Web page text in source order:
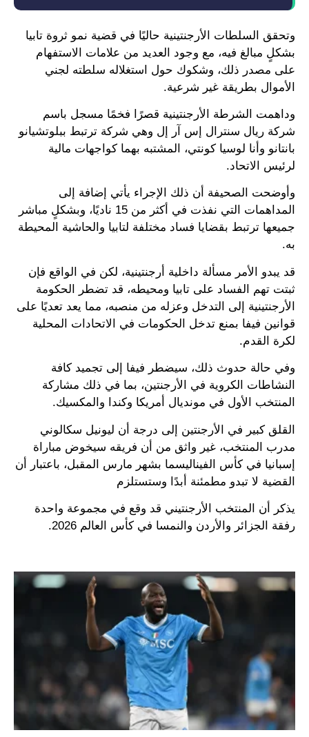
وتحقق السلطات الأرجنتينية حاليًا في قضية نمو ثروة تابيا
بشكلٍ مبالغ فيه، مع وجود العديد من علامات الاستفهام
على مصدر ذلك، وشكوك حول استغلاله سلطته لجني
الأموال بطريقة غير شرعية.
وداهمت الشرطة الأرجنتينية قصرًا فخمًا مسجل باسم
شركة ريال سنترال إس آر إل وهي شركة ترتبط ببلوتشيانو
بانتانو وأنا لوسيا كونتي، المشتبه بهما كواجهات مالية
لرئيس الاتحاد.
وأوضحت الصحيفة أن ذلك الإجراء يأتي إضافة إلى
المداهمات التي نفذت في أكثر من 15 ناديًا، وبشكلٍ مباشر
جميعها ترتبط بقضايا فساد مختلفة لتابيا والحاشية المحيطة
به.
قد يبدو الأمر مسألة داخلية أرجنتينية، لكن في الواقع فإن
ثبتت تهم الفساد على تابيا ومحيطه، قد تضطر الحكومة
الأرجنتينية إلى التدخل وعزله من منصبه، مما يعد تعديًا على
قوانين فيفا بمنع تدخل الحكومات في الاتحادات المحلية
لكرة القدم.
وفي حالة حدوث ذلك، سيضطر فيفا إلى تجميد كافة
النشاطات الكروية في الأرجنتين، بما في ذلك مشاركة
المنتخب الأول في مونديال أمريكا وكندا والمكسيك.
القلق كبير في الأرجنتين إلى درجة أن ليونيل سكالوني
مدرب المنتخب، غير واثق من أن فريقه سيخوض مباراة
إسبانيا في كأس الفيناليسما بشهر مارس المقبل، باعتبار أن
القضية لا تبدو مطمئنة أبدًا وستستلزم
يذكر أن المنتخب الأرجنتيني قد وقع في مجموعة واحدة
رفقة الجزائر والأردن والنمسا في كأس العالم 2026.